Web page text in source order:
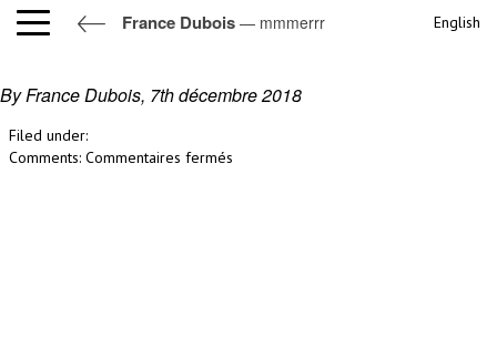
France Dubois — mmmerrr English
mmmerrr
By France Dubois, 7th décembre 2018
Filed under:
Comments: Commentaires fermés